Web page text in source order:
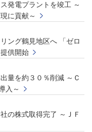
発電プラントを竣工 ～
に貢献～
ング鶴見地区へ 「ゼロ
供開始
量を約３０％削減 ～Ｃ
入～
の株式取得完了 ～ＪＦ